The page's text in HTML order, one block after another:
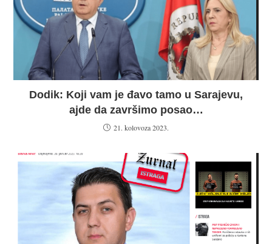
Dodik: Koji vam je đavo tamo u Sarajevu,
ajde da završimo posao…
21. kolovoza 2023.